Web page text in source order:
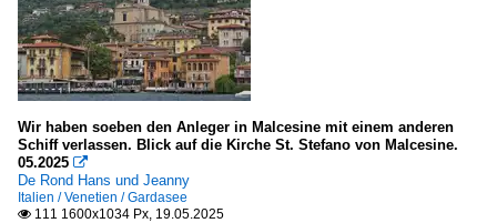
Wir haben soeben den Anleger in Malcesine mit einem anderen
Schiff verlassen. Blick auf die Kirche St. Stefano von Malcesine.
05.2025 
De Rond Hans und Jeanny
Italien / Venetien / Gardasee
 111 1600x1034 Px, 19.05.2025